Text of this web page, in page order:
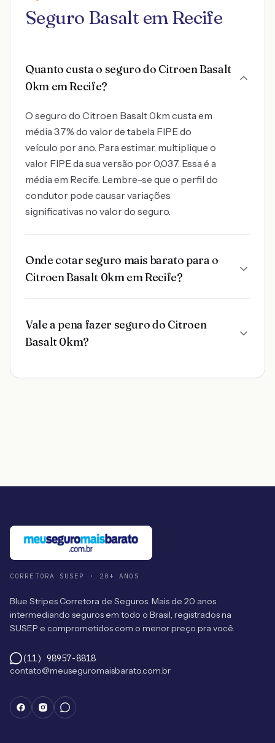
Seguro Basalt em Recife
Quanto custa o seguro do Citroen Basalt
0km em Recife?
O seguro do Citroen Basalt 0km custa em
média 3.7% do valor de tabela FIPE do
veículo por ano. Para estimar, multiplique o
valor FIPE da sua versão por 0,037. Essa é a
média em Recife. Lembre-se que o perfil do
condutor pode causar variações
significativas no valor do seguro.
Onde cotar seguro mais barato para o
Citroen Basalt 0km em Recife?
Vale a pena fazer seguro do Citroen
Basalt 0km?
CORRETORA SUSEP · 20+ ANOS
Blue Stripes Corretora de Seguros. Mais de 20 anos
intermediando seguros em todo o Brasil, registrados na
SUSEP e comprometidos com o menor preço pra você.
(11) 98957-8818
contato@meuseguromaisbarato.com.br